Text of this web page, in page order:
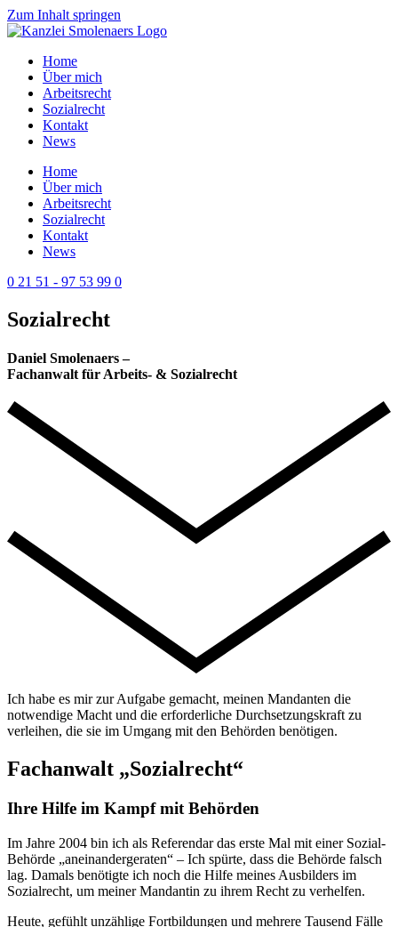
Zum Inhalt springen
Home
Über mich
Arbeitsrecht
Sozialrecht
Kontakt
News
Home
Über mich
Arbeitsrecht
Sozialrecht
Kontakt
News
0 21 51 - 97 53 99 0
Sozialrecht
Daniel Smolenaers –
Fachanwalt für Arbeits- & Sozialrecht
Ich habe es mir zur Aufgabe gemacht, meinen Mandanten die
notwendige Macht und die erforderliche Durchsetzungskraft zu
verleihen, die sie im Umgang mit den Behörden benötigen.
Fachanwalt „Sozialrecht“
Ihre Hilfe im Kampf mit Behörden
Im Jahre 2004 bin ich als Referen­dar das erste Mal mit einer Sozial-
Behörde „an­einander­geraten“ – Ich spürte, dass die Behörde falsch
lag. Damals benötigte ich noch die Hilfe meines Aus­bilders im
Sozialrecht, um meiner Mandantin zu ihrem Recht zu verhelfen.
Heute, gefühlt unzählige Fort­bildungen und mehrere Tausend Fälle